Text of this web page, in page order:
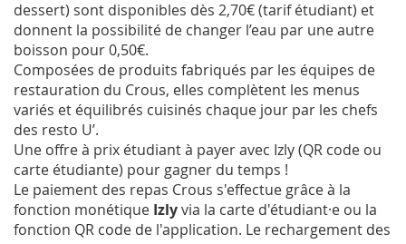
dessert) sont disponibles dès 2,70€ (tarif étudiant) et
donnent la possibilité de changer l’eau par une autre
boisson pour 0,50€.
Composées de produits fabriqués par les équipes de
restauration du Crous, elles complètent les menus
variés et équilibrés cuisinés chaque jour par les chefs
des resto U’.
Une offre à prix étudiant à payer avec Izly (QR code ou
carte étudiante) pour gagner du temps !
Le paiement des repas Crous s'effectue grâce à la
fonction monétique Izlyvia la carte d'étudiant·e ou la
fonction QR code de l'application. Le rechargement des